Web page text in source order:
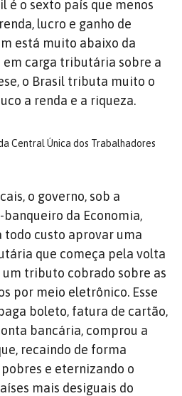
é o sexto país que menos
lucro e ganho de
está muito abaixo da
em carga tributária sobre a
o Brasil tributa muito o
a renda e a riqueza.
Central Única dos Trabalhadores
o governo, sob a
da Economia,
todo custo aprovar uma
que começa pela volta
um tributo cobrado sobre as
por meio eletrônico. Esse
boleto, fatura de cartão,
bancária, comprou a
recaindo de forma
e eternizando o
mais desiguais do